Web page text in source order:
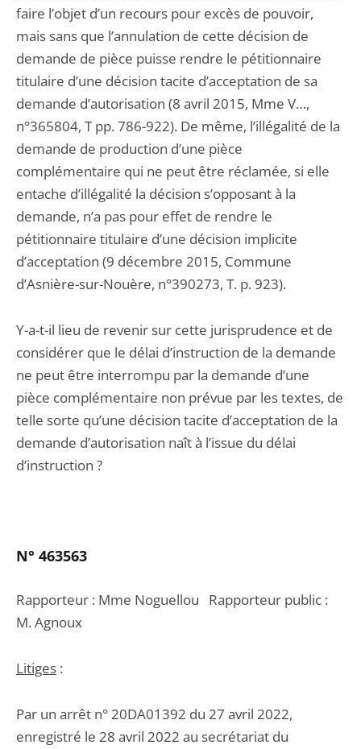
faire l’objet d’un recours pour excès de pouvoir,
mais sans que l’annulation de cette décision de
demande de pièce puisse rendre le pétitionnaire
titulaire d’une décision tacite d’acceptation de sa
demande d’autorisation (8 avril 2015, Mme V…,
n°365804, T pp. 786-922). De même, l’illégalité de la
demande de production d’une pièce
complémentaire qui ne peut être réclamée, si elle
entache d’illégalité la décision s’opposant à la
demande, n’a pas pour effet de rendre le
pétitionnaire titulaire d’une décision implicite
d’acceptation (9 décembre 2015, Commune
d’Asnière-sur-Nouère, n°390273, T. p. 923).
Y-a-t-il lieu de revenir sur cette jurisprudence et de
considérer que le délai d’instruction de la demande
ne peut être interrompu par la demande d’une
pièce complémentaire non prévue par les textes, de
telle sorte qu’une décision tacite d’acceptation de la
demande d’autorisation naît à l’issue du délai
d’instruction ?
N° 463563
Rapporteur : Mme Noguellou Rapporteur public :
M. Agnoux
Litiges :
Par un arrêt n° 20DA01392 du 27 avril 2022,
enregistré le 28 avril 2022 au secrétariat du